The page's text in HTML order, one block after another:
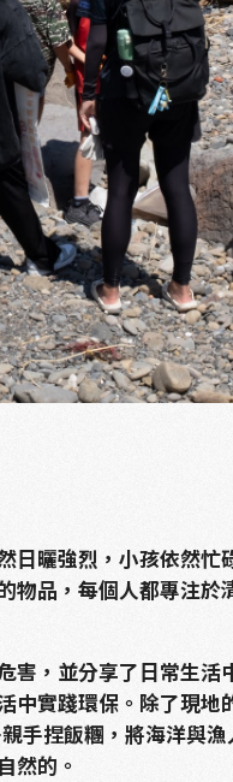
日曬強烈，小孩依然忙
物品，每個人都專注於
，並分享了日常生活
實踐環保。除了現地
捏飯糰，將海洋與漁
然的。